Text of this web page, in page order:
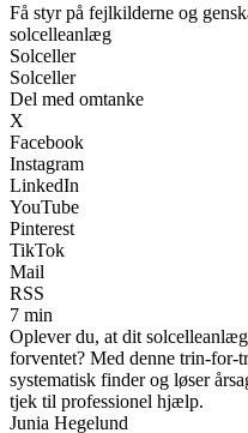
Få styr på fejlkilderne og
solcelleanlæg
Solceller
Solceller
Del med omtanke
X
Facebook
Instagram
LinkedIn
YouTube
Pinterest
TikTok
Mail
RSS
7 min
Oplever du, at dit
forventet? Med denne trin-
systematisk finder og løser
tjek til professionel hjælp.
Junia Hegelund